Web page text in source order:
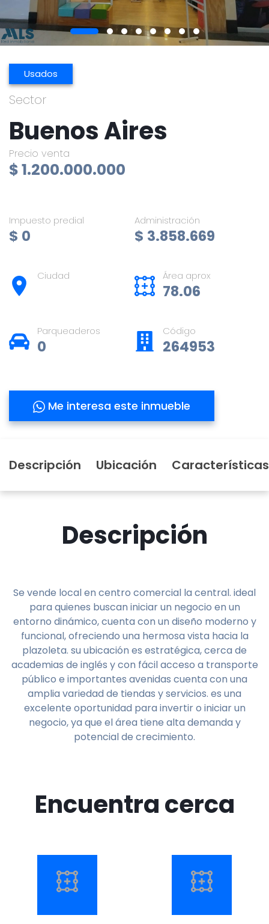
Usados
Sector
Buenos Aires
Precio venta
$ 1.200.000.000
Impuesto predial
$ 0
Administración
$ 3.858.669
Ciudad Área aprox
78.06
Parqueaderos
0
Código
264953
Me interesa este inmueble
Descripción Ubicación Características
Descripción
Se vende local en centro comercial la central. ideal
para quienes buscan iniciar un negocio en un
entorno dinámico, cuenta con un diseño moderno y
funcional, ofreciendo una hermosa vista hacia la
plazoleta. su ubicación es estratégica, cerca de
academias de inglés y con fácil acceso a transporte
público e importantes avenidas cuenta con una
amplia variedad de tiendas y servicios. es una
excelente oportunidad para invertir o iniciar un
negocio, ya que el área tiene alta demanda y
potencial de crecimiento.
Encuentra cerca